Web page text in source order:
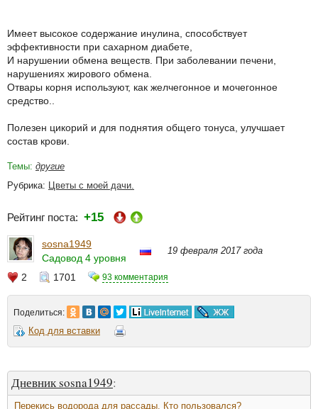
Имеет высокое содержание инулина, способствует
эффективности при сахарном диабете,
И нарушении обмена веществ. При заболевании печени,
нарушениях жирового обмена.
Отвары корня используют, как желчегонное и мочегонное
средство..
Полезен цикорий и для поднятия общего тонуса, улучшает
состав крови.
Темы: другие
Рубрика: Цветы с моей дачи.
Рейтинг поста: +15
sosna1949
Садовод 4 уровня
19 февраля 2017 года
2 1701 93 комментария
Поделиться:
Код для вставки
Дневник sosna1949:
Перекись водорода для рассады. Кто пользовался?